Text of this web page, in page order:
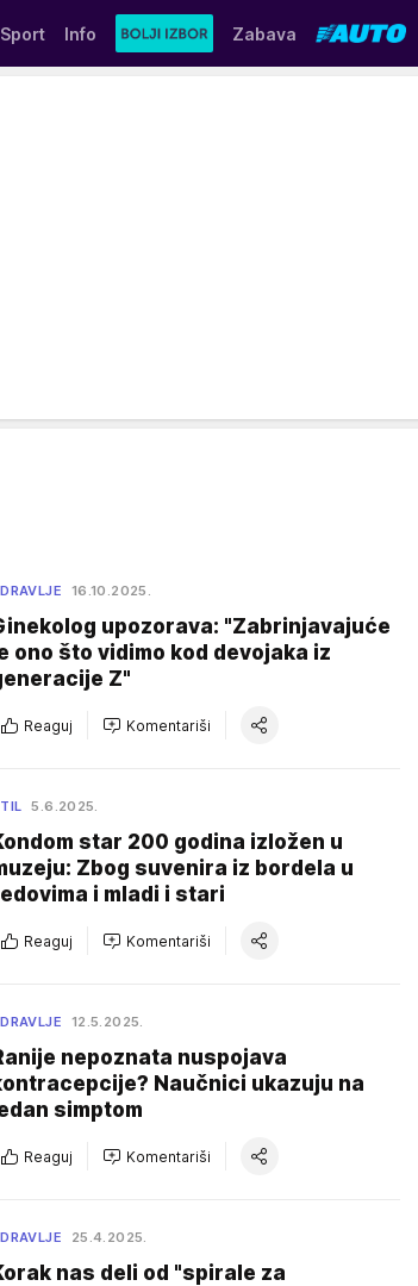
Sport Info Zabava
16.10.2025.
upozorava: "Zabrinjavajuće
ono što vidimo kod devojaka iz
Z"
Reaguj Komentariši
5.6.2025.
star 200 godina izložen u
Zbog suvenira iz bordela u
i mladi i stari
Reaguj Komentariši
12.5.2025.
nepoznata nuspojava
Naučnici ukazuju na
simptom
Reaguj Komentariši
25.4.2025.
nas deli od "spirale za